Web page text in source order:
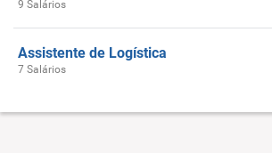
9 Salários
Assistente de Logística
7 Salários